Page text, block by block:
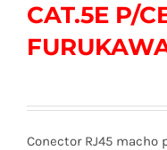
CAT.5E P/
Conector RJ45 macho